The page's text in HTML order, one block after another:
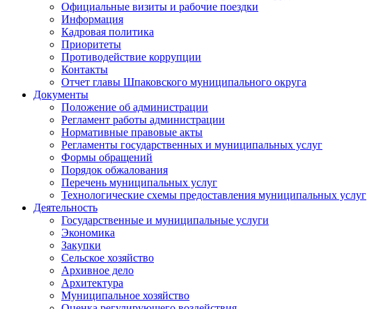
Официальные визиты и рабочие поездки
Информация
Кадровая политика
Приоритеты
Противодействие коррупции
Контакты
Отчет главы Шпаковского муниципального округа
Документы
Положение об администрации
Регламент работы администрации
Нормативные правовые акты
Регламенты государственных и муниципальных услуг
Формы обращений
Порядок обжалования
Перечень муниципальных услуг
Технологические схемы предоставления муниципальных услуг
Деятельность
Государственные и муниципальные услуги
Экономика
Закупки
Сельское хозяйство
Архивное дело
Архитектура
Муниципальное хозяйство